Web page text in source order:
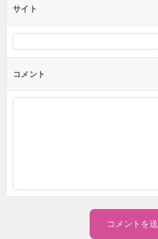
サイト
コメント